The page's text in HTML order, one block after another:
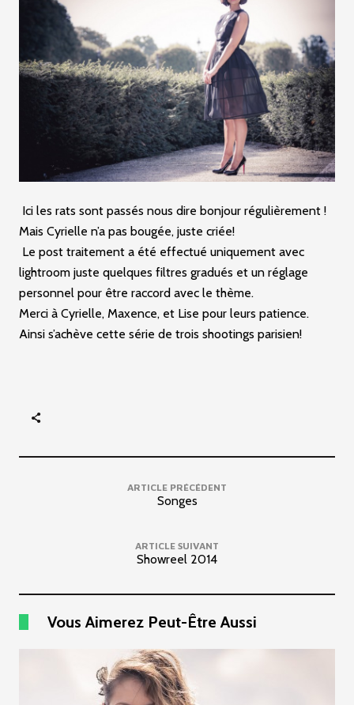
Ici les rats sont passés nous dire bonjour régulièrement !
Mais Cyrielle n’a pas bougée, juste criée!
Le post traitement a été effectué uniquement avec
lightroom juste quelques filtres gradués et un réglage
personnel pour être raccord avec le thème.
Merci à Cyrielle, Maxence, et Lise pour leurs patience.
Ainsi s’achève cette série de trois shootings parisien!
ARTICLE PRÉCÉDENT
Songes
ARTICLE SUIVANT
Showreel 2014
Vous Aimerez Peut-Être Aussi